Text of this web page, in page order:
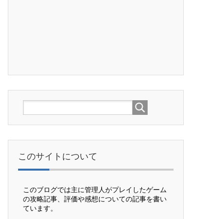
このサイトについて
このブログでは主に管理人がプレイしたゲーム
の攻略記事、評価や感想についての記事を書い
ています。